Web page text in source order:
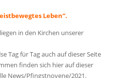
Leben“.
in den Kirchen unserer
Tag für Tag auch auf dieser Seite
finden sich hier auf dieser
News/Pfingstnovene/2021.